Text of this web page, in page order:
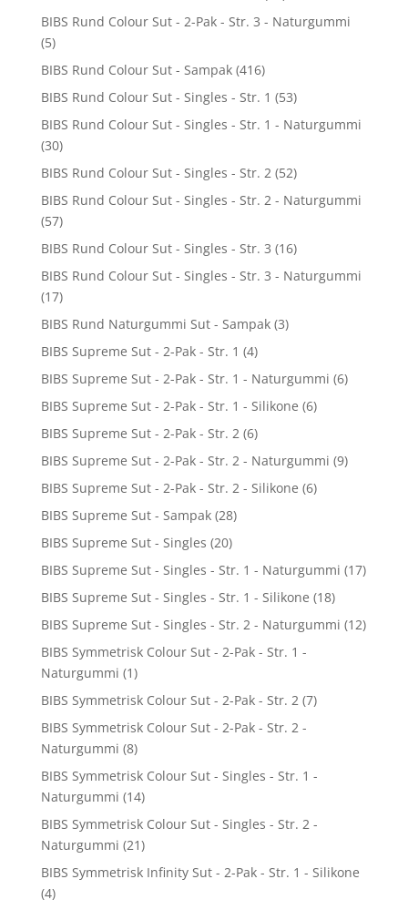
BIBS Rund Colour Sut - 2-Pak - Str. 3 - Naturgummi
(5)
BIBS Rund Colour Sut - Sampak (416)
BIBS Rund Colour Sut - Singles - Str. 1 (53)
BIBS Rund Colour Sut - Singles - Str. 1 - Naturgummi
(30)
BIBS Rund Colour Sut - Singles - Str. 2 (52)
BIBS Rund Colour Sut - Singles - Str. 2 - Naturgummi
(57)
BIBS Rund Colour Sut - Singles - Str. 3 (16)
BIBS Rund Colour Sut - Singles - Str. 3 - Naturgummi
(17)
BIBS Rund Naturgummi Sut - Sampak (3)
BIBS Supreme Sut - 2-Pak - Str. 1 (4)
BIBS Supreme Sut - 2-Pak - Str. 1 - Naturgummi (6)
BIBS Supreme Sut - 2-Pak - Str. 1 - Silikone (6)
BIBS Supreme Sut - 2-Pak - Str. 2 (6)
BIBS Supreme Sut - 2-Pak - Str. 2 - Naturgummi (9)
BIBS Supreme Sut - 2-Pak - Str. 2 - Silikone (6)
BIBS Supreme Sut - Sampak (28)
BIBS Supreme Sut - Singles (20)
BIBS Supreme Sut - Singles - Str. 1 - Naturgummi (17)
BIBS Supreme Sut - Singles - Str. 1 - Silikone (18)
BIBS Supreme Sut - Singles - Str. 2 - Naturgummi (12)
BIBS Symmetrisk Colour Sut - 2-Pak - Str. 1 -
Naturgummi (1)
BIBS Symmetrisk Colour Sut - 2-Pak - Str. 2 (7)
BIBS Symmetrisk Colour Sut - 2-Pak - Str. 2 -
Naturgummi (8)
BIBS Symmetrisk Colour Sut - Singles - Str. 1 -
Naturgummi (14)
BIBS Symmetrisk Colour Sut - Singles - Str. 2 -
Naturgummi (21)
BIBS Symmetrisk Infinity Sut - 2-Pak - Str. 1 - Silikone
(4)